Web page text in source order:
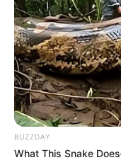
BUZZDAY
What This Snake